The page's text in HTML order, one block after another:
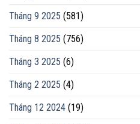
Tháng 9 2025 (581)
Tháng 8 2025 (756)
Tháng 3 2025 (6)
Tháng 2 2025 (4)
Tháng 12 2024 (19)